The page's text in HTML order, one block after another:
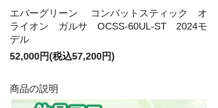
エバーグリーン コンバットスティック オ
ライオン ガルサ OCSS-60UL-ST 2024モ
デル
52,000円(税込57,200円)
商品の説明